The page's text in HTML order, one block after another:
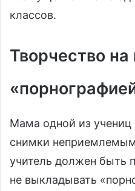
классов.
Творчество на
Мама одной из учениц
снимки
учитель должен быть
не выкладывать